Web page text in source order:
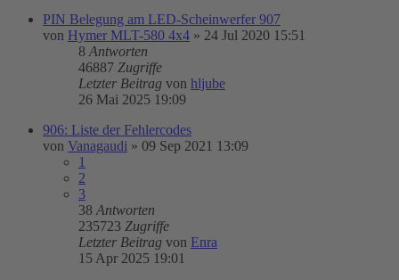
PIN Belegung am LED-Scheinwerfer 907
von Hymer MLT-580 4x4 » 24 Jul 2020 15:51
8 Antworten
46887 Zugriffe
Letzter Beitrag von hljube
26 Mai 2025 19:09
906: Liste der Fehlercodes
von Vanagaudi » 09 Sep 2021 13:09
1
2
3
38 Antworten
235723 Zugriffe
Letzter Beitrag von Enra
15 Apr 2025 19:01